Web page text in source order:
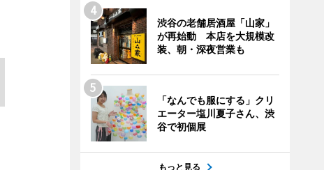
渋谷の老舗居酒屋「山家」
が再始動 本店を大規模改
装、朝・深夜営業も
「なんでも服にする」クリ
エーター塩川夏子さん、渋
谷で初個展
もっと見る